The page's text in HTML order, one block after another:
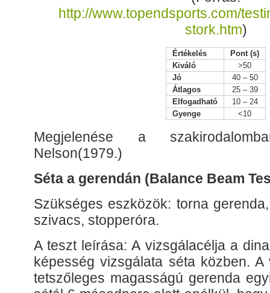
http://www.topendsports.com/
stork.htm)
Értékelés
Pont (s)
Kiváló
>50
Jó
40 – 50
Átlagos
25 – 39
Elfogadható
10 – 24
Gyenge
<10
Megjelenése a
Nelson(1979.)
Séta a gerendán (Balance Beam
Szükséges eszközök: torna
szivacs, stopperóra.
A teszt leírása: A vizsgálacélja a
képesség vizsgálata séta közben.
tetszőleges magasságú gerenda